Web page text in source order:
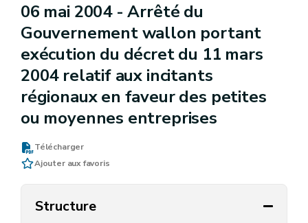
06 mai 2004 -Arrêté du
Gouvernement wallon portant
exécution du décret du 11 mars
2004 relatif aux incitants
régionaux en faveur des petites
ou moyennes entreprises
Télécharger
Ajouter aux favoris
Structure